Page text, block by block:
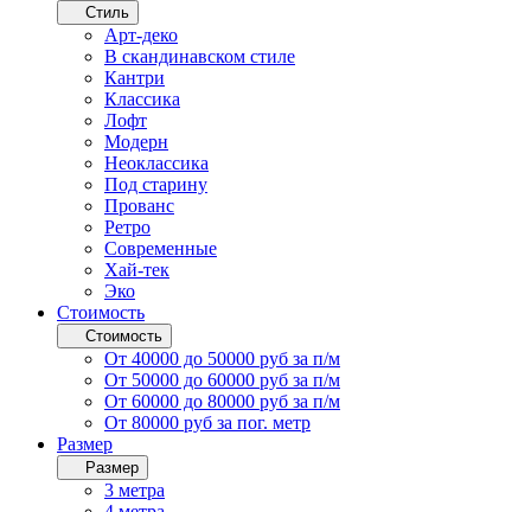
Стиль
Арт-деко
В скандинавском стиле
Кантри
Классика
Лофт
Модерн
Неоклассика
Под старину
Прованс
Ретро
Современные
Хай-тек
Эко
Стоимость
Стоимость
От 40000 до 50000 руб за п/м
От 50000 до 60000 руб за п/м
От 60000 до 80000 руб за п/м
От 80000 руб за пог. метр
Размер
Размер
3 метра